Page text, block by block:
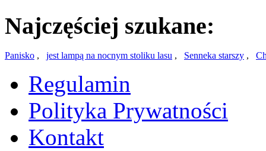
Najczęściej szukane:
Panisko , jest lampą na nocnym stoliku lasu , Senneka starszy ,
Regulamin
Polityka Prywatności
Kontakt